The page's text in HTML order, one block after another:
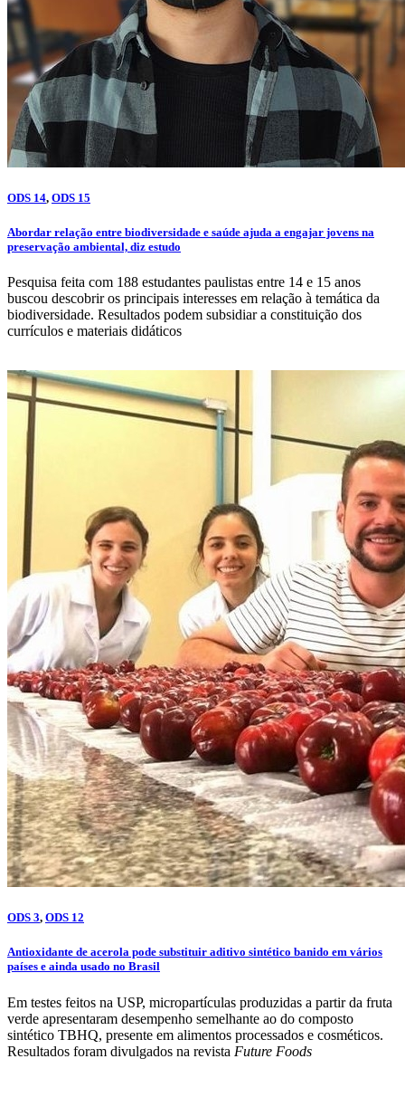
ODS 14, ODS 15
Abordar relação entre biodiversidade e saúde ajuda a engajar jovens na
preservação ambiental, diz estudo
Pesquisa feita com 188 estudantes paulistas entre 14 e 15 anos
buscou descobrir os principais interesses em relação à temática da
biodiversidade. Resultados podem subsidiar a constituição dos
currículos e materiais didáticos
ODS 3, ODS 12
Antioxidante de acerola pode substituir aditivo sintético banido em vários
países e ainda usado no Brasil
Em testes feitos na USP, micropartículas produzidas a partir da fruta
verde apresentaram desempenho semelhante ao do composto
sintético TBHQ, presente em alimentos processados e cosméticos.
Resultados foram divulgados na revista Future Foods